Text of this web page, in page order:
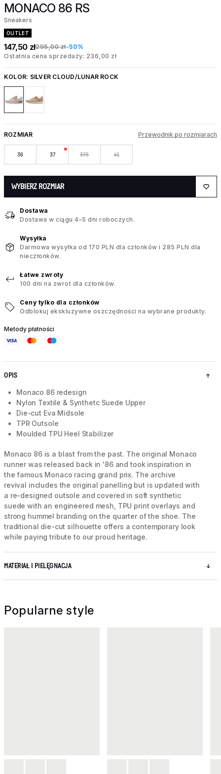
MONACO 86 RS
Sneakers
OUTLET
147,50 zł295,00 zł-50%
Ostatnia cena sprzedaży: 236,00 zł
KOLOR: SILVER CLOUD/LUNAR ROCK
ROZMIAR Przewodnik po rozmiarach
36 37 37.5 41
WYBIERZ ROZMIAR
Dostawa
Dostawa w ciągu 4–5 dni roboczych.
Wysyłka
Darmowa wysyłka od 170 PLN dla członków i 285 PLN dla
nieczłonków.
Łatwe zwroty
100 dni na zwrot dla członków.
Ceny tylko dla członków
Odblokuj ekskluzywne oszczędności na wybrane produkty.
Metody płatności
OPIS
Monaco 86 redesign
Nylon Textile & Synthetc Suede Upper
Die-cut Eva Midsole
TPR Outsole
Moulded TPU Heel Stabilizer
Monaco 86 is a blast from the past. The original Monaco
runner was released back in '86 and took inspiration in
the famous Monaco racing grand prix. The archive
revival includes the original panelling but is updated with
a re-designed outsole and covered in soft synthetic
suede with an engineered mesh, TPU print overlays and
strong hummel branding on the quarter of the shoe. The
traditional die-cut silhouette offers a contemporary look
while paying tribute to our proud heritage.
MATERIAŁ I PIELĘGNACJA
Popularne style